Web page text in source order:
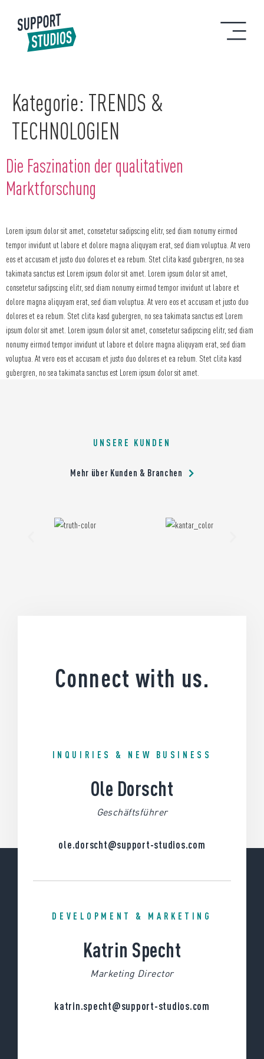
Kategorie: TRENDS &
TECHNOLOGIEN
Die Faszination der qualitativen
Marktforschung
Lorem ipsum dolor sit amet, consetetur sadipscing elitr, sed diam nonumy eirmod
tempor invidunt ut labore et dolore magna aliquyam erat, sed diam voluptua. At vero
eos et accusam et justo duo dolores et ea rebum. Stet clita kasd gubergren, no sea
takimata sanctus est Lorem ipsum dolor sit amet. Lorem ipsum dolor sit amet,
consetetur sadipscing elitr, sed diam nonumy eirmod tempor invidunt ut labore et
dolore magna aliquyam erat, sed diam voluptua. At vero eos et accusam et justo duo
dolores et ea rebum. Stet clita kasd gubergren, no sea takimata sanctus est Lorem
ipsum dolor sit amet. Lorem ipsum dolor sit amet, consetetur sadipscing elitr, sed diam
nonumy eirmod tempor invidunt ut labore et dolore magna aliquyam erat, sed diam
voluptua. At vero eos et accusam et justo duo dolores et ea rebum. Stet clita kasd
gubergren, no sea takimata sanctus est Lorem ipsum dolor sit amet.
UNSERE KUNDEN
Mehr über Kunden & Branchen
Connect with us.
INQUIRIES & NEW BUSINESS
Ole Dorscht
Geschäftsführer
ole.dorscht@support-studios.com
DEVELOPMENT & MARKETING
Katrin Specht
Marketing Director
katrin.specht@support-studios.com